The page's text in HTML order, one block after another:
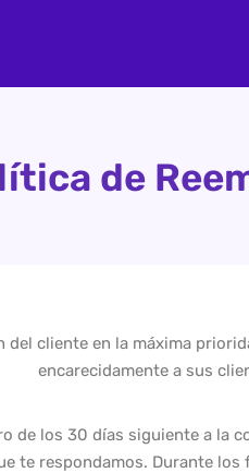
de
del cliente en la máxima
encarecidamente a sus
de los 30 días siguiente a la
te respondamos. Durante